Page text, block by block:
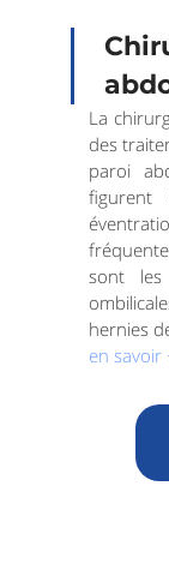
La
des
paroi
figurent
sont les
hernies
en savoir